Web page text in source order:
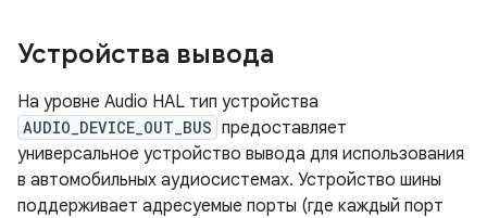
Устройства вывода
На уровне Audio HAL тип устройства
AUDIO_DEVICE_OUT_BUS предоставляет
универсальное устройство вывода для использования
в автомобильных аудиосистемах. Устройство шины
поддерживает адресуемые порты (где каждый порт